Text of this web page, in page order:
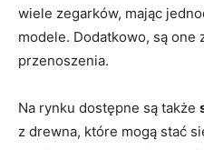
wiele zegarków, mając
modele. Dodatkowo, są one
przenoszenia.
Na⁣ rynku dostępne są także
z drewna, które mogą ‌stać